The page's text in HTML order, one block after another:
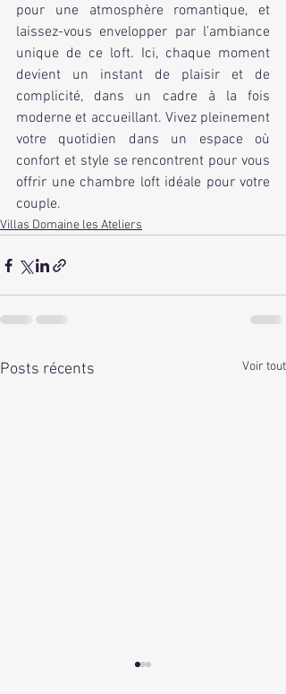
pour une atmosphère romantique, et
laissez-vous envelopper par l'ambiance
unique de ce loft. Ici, chaque moment
devient un instant de plaisir et de
complicité, dans un cadre à la fois
moderne et accueillant. Vivez pleinement
votre quotidien dans un espace où
confort et style se rencontrent pour vous
offrir une chambre loft idéale pour votre
couple.
Villas Domaine les Ateliers
Posts récents Voir tout